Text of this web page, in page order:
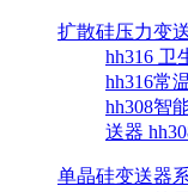
扩散硅压力变
hh316 卫
hh316常
hh308智
送器
单晶硅变送器